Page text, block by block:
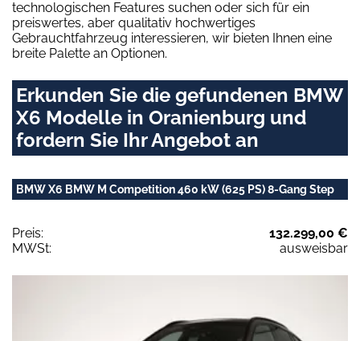
technologischen Features suchen oder sich für ein
preiswertes, aber qualitativ hochwertiges
Gebrauchtfahrzeug interessieren, wir bieten Ihnen eine
breite Palette an Optionen.
Erkunden Sie die gefundenen BMW
X6 Modelle in Oranienburg und
fordern Sie Ihr Angebot an
BMW X6 BMW M Competition 460 kW (625 PS) 8-Gang Step
Preis:
132.299,00 €
MWSt:
ausweisbar